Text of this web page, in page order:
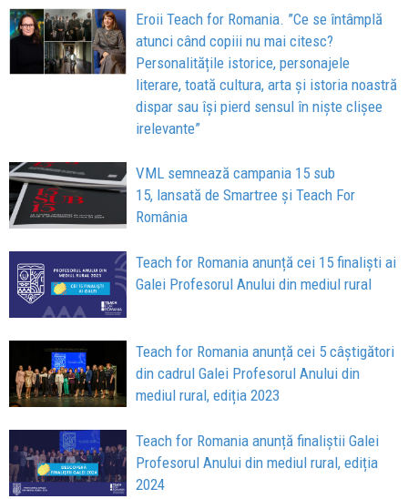
Eroii Teach for Romania. ”Ce se întâmplă
atunci când copiii nu mai citesc?
Personalitățile istorice, personajele
literare, toată cultura, arta și istoria noastră
dispar sau își pierd sensul în niște clișee
irelevante”
VML semnează campania 15 sub
15, lansată de Smartree și Teach For
România
Teach for Romania anunță cei 15 finaliști ai
Galei Profesorul Anului din mediul rural
Teach for Romania anunță cei 5 câștigători
din cadrul Galei Profesorul Anului din
mediul rural, ediția 2023
Teach for Romania anunță finaliștii Galei
Profesorul Anului din mediul rural, ediția
2024